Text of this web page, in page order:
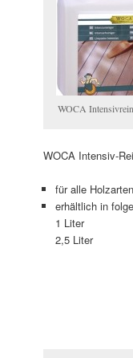
WOCA
WOCA Intensiv-
für alle
erhältlich in
1 Liter
2,5 Liter